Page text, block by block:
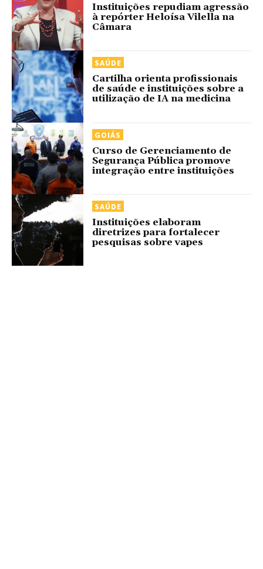
Instituições repudiam agressão
à repórter Heloísa Vilella na
Câmara
SAÚDE
Cartilha orienta profissionais
de saúde e instituições sobre a
utilização de IA na medicina
GOIÁS
Curso de Gerenciamento de
Segurança Pública promove
integração entre instituições
SAÚDE
Instituições elaboram
diretrizes para fortalecer
pesquisas sobre vapes